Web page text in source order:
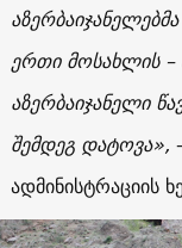
ერთი მოსახლის –
აზერბაიჯანელი
შემდეგ დატოვა»,
ადმინისტრაციის